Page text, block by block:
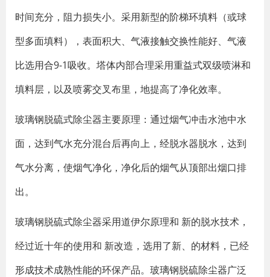
时间充分，阻力损失小。采用新型的阶梯环填料（或球
型多面填料），表面积大、气液接触交换性能好、气液
比选用合9-1吸收。塔体内部合理采用重益式双级喷淋和
填料层，以及喷雾交叉布里，地提高了净化效率。
玻璃钢脱硫式除尘器主要原理：通过烟气冲击水池中水
面，达到气水充分混台后再向上，经脱水器脱水，达到
气水分离，使烟气净化，净化后的烟气从顶部出烟口排
出。
玻璃钢脱硫式除尘器采用道伊尔原理和 新的脱水技术，
经过近十年的使用和 新改造，选用了新、的材料，已经
形成技术成熟性能的环保产品。玻璃钢脱硫除尘器广泛